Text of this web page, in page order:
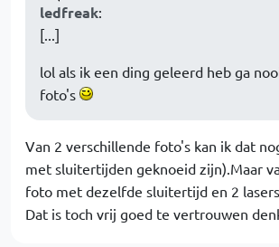
ledfreak:
[...]
lol als ik een ding geleerd heb ga
foto's
Van 2 verschillende foto's kan ik dat
met sluitertijden geknoeid zijn).Maar
foto met dezelfde sluitertijd en 2 lasers
Dat is toch vrij goed te vertrouwen